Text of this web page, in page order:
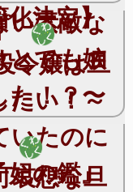
化決定】
い素敵な
とても嫉
た！？〜
令嬢は旦
たい！～
いたのに
妃の鑑』
哀想な旦